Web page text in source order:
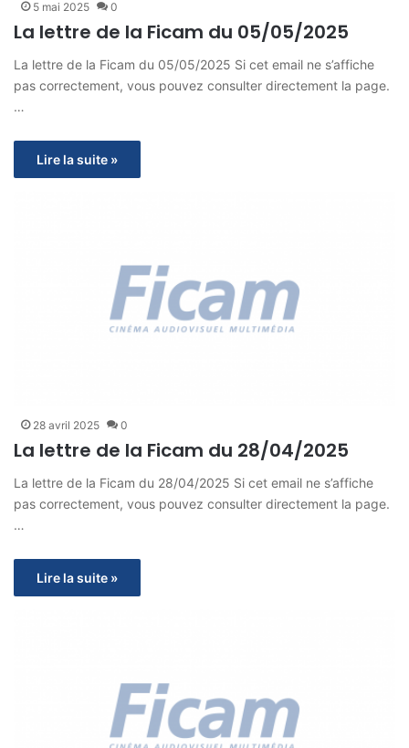
5 mai 2025 0
La lettre de la Ficam du 05/05/2025
La lettre de la Ficam du 05/05/2025 Si cet email ne s’affiche
pas correctement, vous pouvez consulter directement la page.
…
Lire la suite »
28 avril 2025 0
La lettre de la Ficam du 28/04/2025
La lettre de la Ficam du 28/04/2025 Si cet email ne s’affiche
pas correctement, vous pouvez consulter directement la page.
…
Lire la suite »